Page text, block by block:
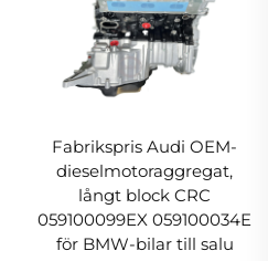
Fabrikspris Audi OEM-
dieselmotoraggregat,
långt block CRC
059100099EX 059100034E
för BMW-bilar till salu